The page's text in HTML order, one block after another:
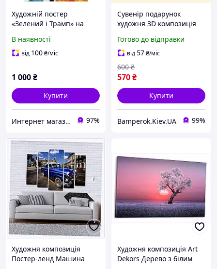
Художній постер
«Зелений і Трамп» на
Політичний мінімалізм |
Сучасний Арт
В наявності
від 100₴/міс
1 000₴
Купити
Интернет магазин "Каблучок" 97%
Сувенір подарунок
художня 3D композиція
MOM
Готово до відправки
від57₴/міс
570₴
600 ₴
Купити
Bamperok.Kiev.UA 99%
Художня композиція
Постер-ленд Машина
Художня композиція Art
Dekors Дерево з білим